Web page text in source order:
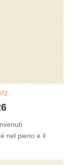
nel pieno e il